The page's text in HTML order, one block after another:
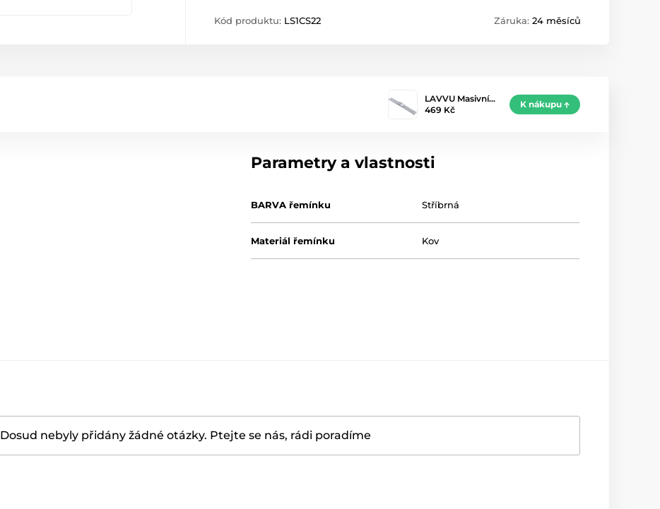
Kód produktu: LS1CS22 Záruka: 24 měsíců
LAVVU Masivní…
469 Kč
K nákupu
Parametry a vlastnosti
BARVA řemínku Stříbrná
Materiál řemínku Kov
Dosud nebyly přidány žádné otázky. Ptejte se nás, rádi poradíme